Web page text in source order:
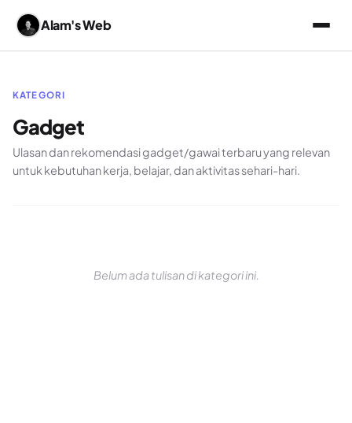
Alam's Web
KATEGORI
Gadget
Ulasan dan rekomendasi gadget/gawai terbaru yang relevan
untuk kebutuhan kerja, belajar, dan aktivitas sehari-hari.
Belum ada tulisan di kategori ini.